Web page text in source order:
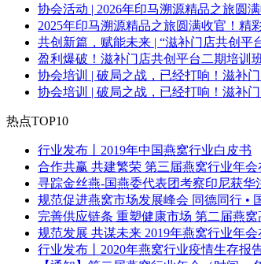
协会活动 | 2026年印马溯源精品之旅圆
2025年印马溯源精品之旅圆满收官！精
共创新篇，赋能未来 | “滋补门店共创平
盈利爆破！滋补门店共创平台二期培训
协会培训 | 破局之战，已经打响！滋补
协会培训 | 破局之战，已经打响！滋补
热点TOP10
行业发布丨2019年中国燕窝行业白皮书
合作共赢 共建繁荣 第三届燕窝行业年
寻踪金丝燕-国燕委代表团考察印尼获华
规范促进燕窝市场发展峰会 同德同行 •
完善供应链条 重塑健康市场 第二届燕
规范发展 共谋未来 2019年燕窝行业年
行业发布丨2020年燕窝行业疫情生存报